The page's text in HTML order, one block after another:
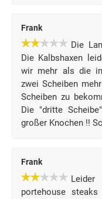
Frank
Die
Die Kalbshaxen
wir mehr als die
zwei Scheiben
Scheiben zu
Die "dritte
großer Knochen !!
Frank
portehouse